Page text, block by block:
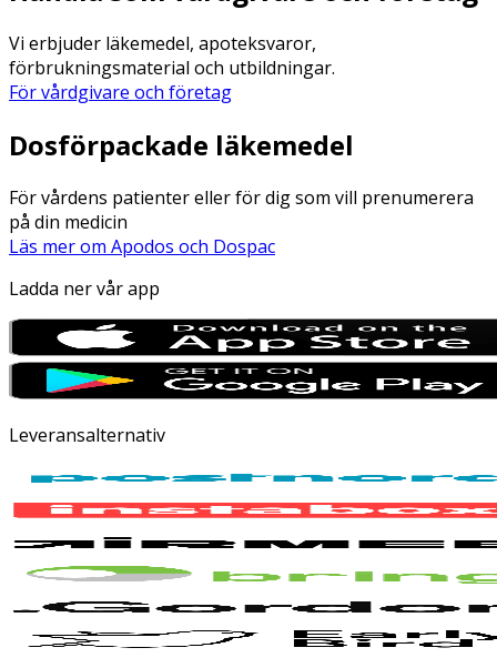
Vi erbjuder läkemedel, apoteksvaror,
förbrukningsmaterial och utbildningar.
För vårdgivare och företag
Dosförpackade läkemedel
För vårdens patienter eller för dig som vill prenumerera
på din medicin
Läs mer om Apodos och Dospac
Ladda ner vår app
Leveransalternativ